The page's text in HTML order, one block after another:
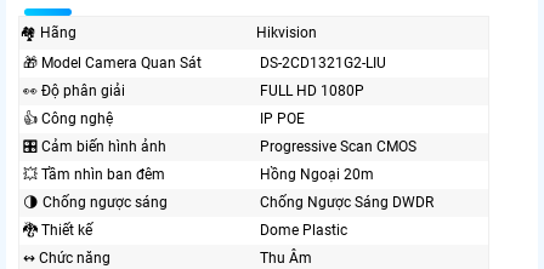
🏘 Hãng
Hikvision
🎁 Model Camera Quan Sát
DS-2CD1321G2-LIU
️👀 Độ phân giải
FULL HD 1080P
👍 Công nghệ
IP POE
🎛 Cảm biến hình ảnh
Progressive Scan CMOS
💥 Tầm nhìn ban đêm
Hồng Ngoại 20m
🌗 Chống ngược sáng
Chống Ngược Sáng DWDR
🐉️ Thiết kế
Dome Plastic
↭ Chức năng
Thu Âm